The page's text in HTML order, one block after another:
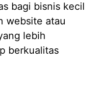
bagi bisnis kecil
website atau
lebih
berkualitas